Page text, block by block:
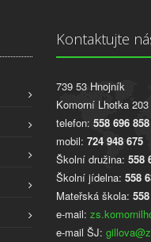
Kontaktujte
739 53 Hnojník
Komorní Lhotka 203
telefon: 558 696 858
mobil: 724 948 675
Školní družina: 558
Školní jídelna: 558
Mateřská škola:
e-mail:
e-mail ŠJ: